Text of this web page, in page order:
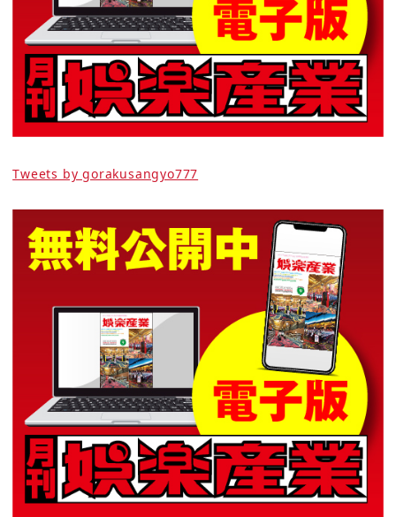
Tweets by gorakusangyo777